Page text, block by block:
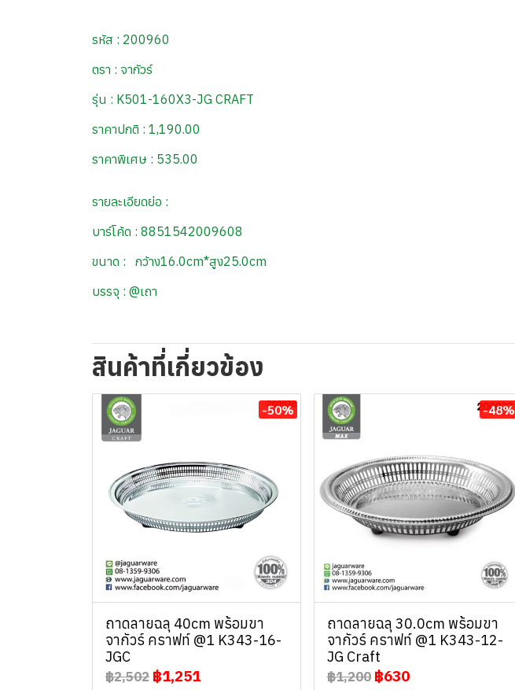
รหัส : 200960
ตรา : จากัวร์
รุ่น : K501-160X3-JG CRAFT
ราคาปกติ : 1,190.00
ราคาพิเศษ : 535.00
รายละเอียดย่อ :
บาร์โค้ด : 8851542009608
ขนาด : กว้าง16.0cm*สูง25.0cm
บรรจุ : @เถา
สินค้าที่เกี่ยวข้อง
-50%
ถาดลายฉลุ 40cm พร้อมขา
จากัวร์ คราฟท์ @1 K343-16-
JGC
฿2,502 ฿1,251
-48%
ถาดลายฉลุ 30.0cm พร้อมขา
จากัวร์ คราฟท์ @1 K343-12-
JG Craft
฿1,200 ฿630